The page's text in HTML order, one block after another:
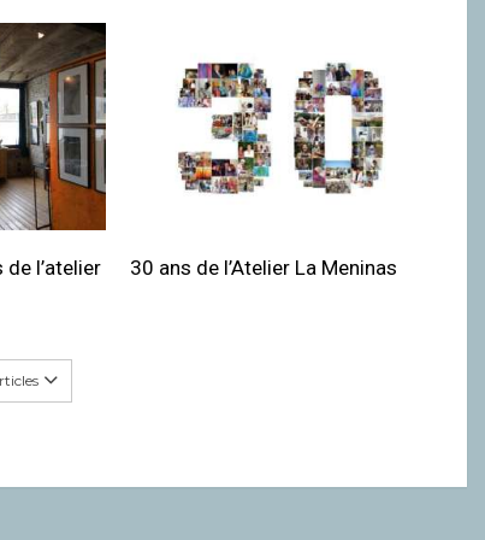
l’atelier
30 ans de l’Atelier La Meninas